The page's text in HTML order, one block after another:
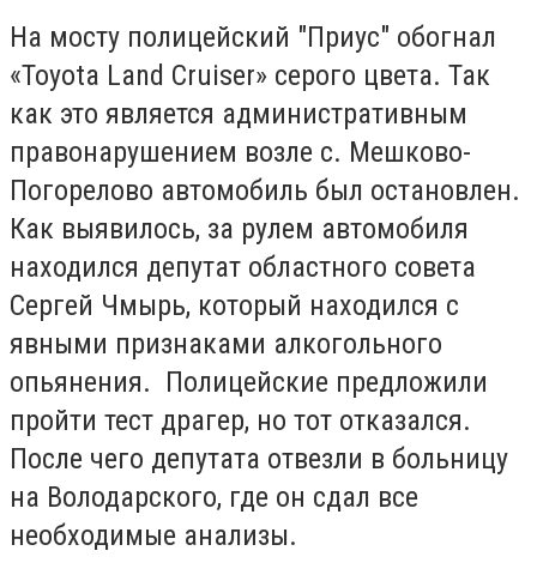
На мосту полицейский "Приус" обогнал
«Toyota Land Cruiser» серого цвета. Так
как это является административным
правонарушением возле с. Мешково-
Погорелово автомобиль был остановлен.
Как выявилось, за рулем автомобиля
находился депутат областного совета
Сергей Чмырь, который находился с
явными признаками алкогольного
опьянения. Полицейские предложили
пройти тест драгер, но тот отказался.
После чего депутата отвезли в больницу
на Володарского, где он сдал все
необходимые анализы.